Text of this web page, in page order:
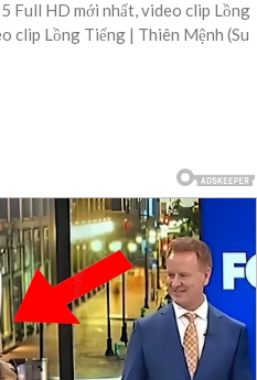
Full HD mới nhất, video clip Lồng
clip Lồng Tiếng | Thiên Mệnh (Su